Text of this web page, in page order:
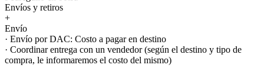
Envíos y retiros
+
Envío
· Envío por DAC: Costo a pagar en destino
· Coordinar entrega con un vendedor (según el destino y tipo de
compra, le informaremos el costo del mismo)